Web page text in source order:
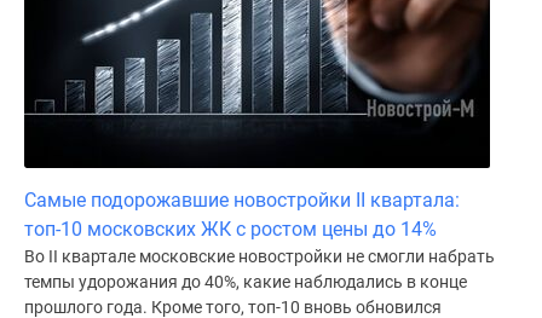
Самые подорожавшие новостройки II квартала:
топ-10 московских ЖК с ростом цены до 14%
Во II квартале московские новостройки не смогли набрать
темпы удорожания до 40%, какие наблюдались в конце
прошлого года. Кроме того, топ-10 вновь обновился